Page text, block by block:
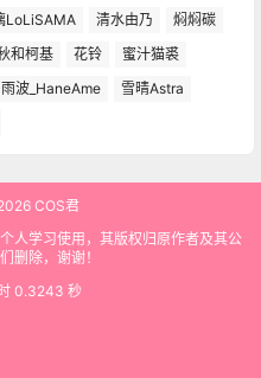
LoLiSAMA 清水由乃
焖焖碳
和柯基 花铃
蜜汁猫裘
雨波_HaneAme
雪晴Astra
COS君
人学习使用，其版权归原作者及其公
删除，谢谢！
0.3243 秒